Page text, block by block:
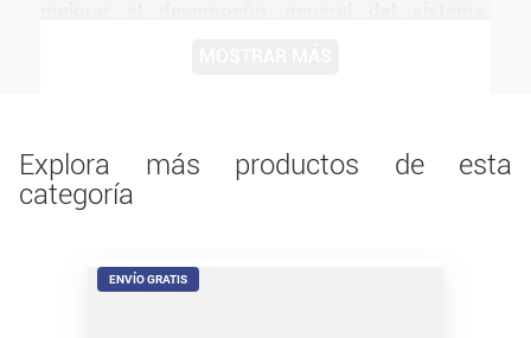
intensivas. Antes de instalarlo o utilizarlo,
conviene verificar medidas, conexiones,
alimentación y compatibilidad con el resto del
Explora más productos de esta
categoría
ENVÍO GRATIS